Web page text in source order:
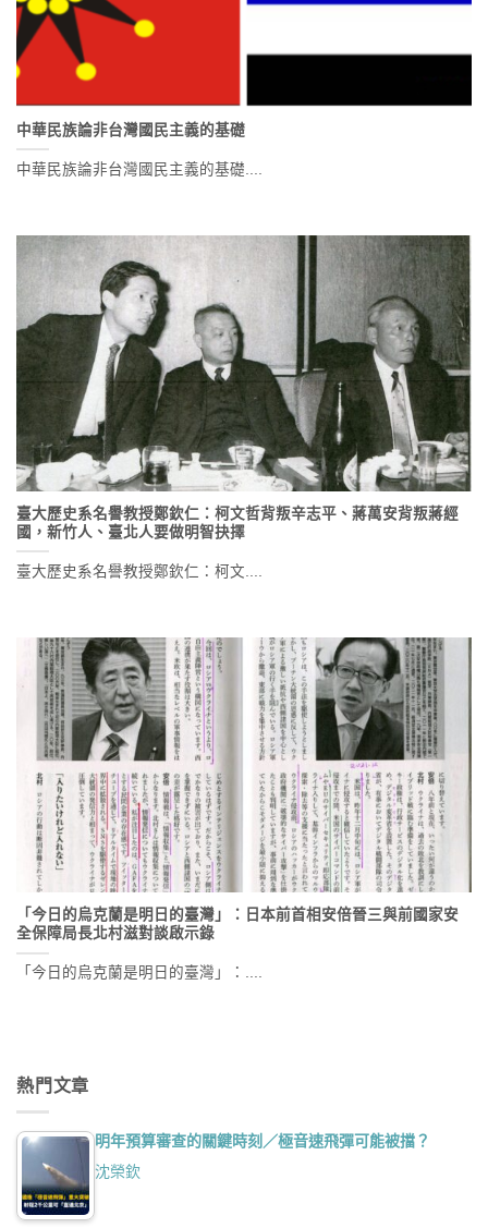
中華民族論非台灣國民主義的基礎
中華民族論非台灣國民主義的基礎....
臺大歷史系名譽教授鄭欽仁：柯文哲背叛辛志平、蔣萬安背叛蔣經
國，新竹人、臺北人要做明智抉擇
臺大歷史系名譽教授鄭欽仁：柯文....
「今日的烏克蘭是明日的臺灣」：日本前首相安倍晉三與前國家安
全保障局長北村滋對談啟示錄
「今日的烏克蘭是明日的臺灣」：....
熱門文章
明年預算審查的關鍵時刻／極音速飛彈可能被擋？
沈榮欽